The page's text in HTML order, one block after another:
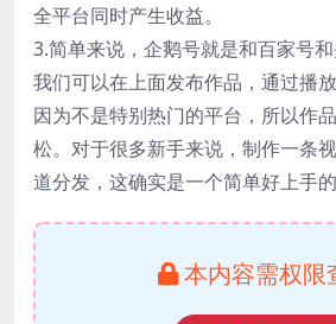
全平台同时产生收益。
3.简单来说，企鹅号就是和百家号
我们可以在上面发布作品，通过播
因为不是特别热门的平台，所以作
松。对于很多新手来说，制作一条
道分发，这确实是一个简单好上手的
本内容需权限